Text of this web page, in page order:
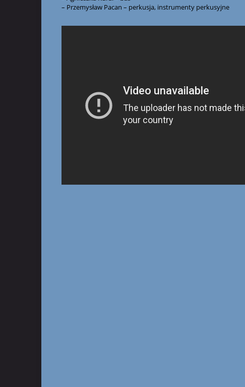
– Przemysław Pacan – perkusja, instrumenty perkusyjne